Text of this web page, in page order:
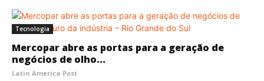
Tecnologia
Mercopar abre as portas para a geração de
negócios de olho...
Latin America Post